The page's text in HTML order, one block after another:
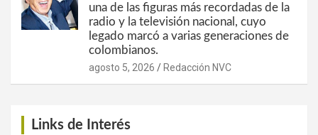
una de las figuras más recordadas de la
radio y la televisión nacional, cuyo
legado marcó a varias generaciones de
colombianos.
agosto 5, 2026 Redacción NVC
Links de Interés